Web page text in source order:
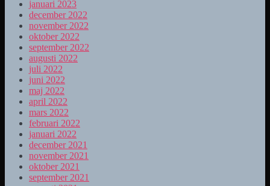
januari 2023
december 2022
november 2022
oktober 2022
september 2022
augusti 2022
juli 2022
juni 2022
maj 2022
april 2022
mars 2022
februari 2022
januari 2022
december 2021
november 2021
oktober 2021
september 2021